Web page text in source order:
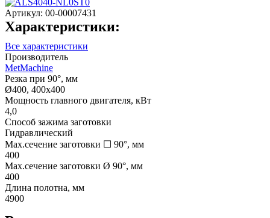
Артикул: 00-00007431
Характеристики:
Все характеристики
Производитель
MetMachine
Резка при 90°, мм
Ø400, 400х400
Мощность главного двигателя, кВт
4,0
Способ зажима заготовки
Гидравлический
Max.сечение заготовки ☐ 90°, мм
400
Max.сечение заготовки Ø 90°, мм
400
Длина полотна, мм
4900